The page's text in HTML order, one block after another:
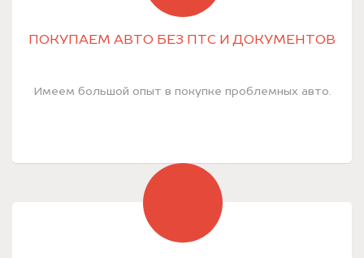
ПОКУПАЕМ АВТО БЕЗ ПТС И ДОКУМЕНТОВ
Имеем большой опыт в покупке проблемных авто.